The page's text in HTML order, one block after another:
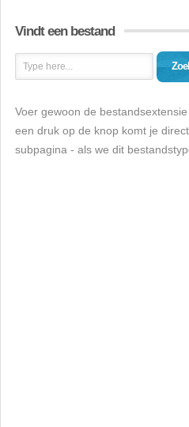
Vindt een bestand
Voer gewoon de bestandsextensie
een druk op de knop komt je
subpagina - als we dit